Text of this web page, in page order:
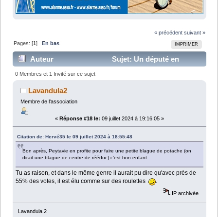
« précédent suivant »
IMPRIMER
Pages: [1] En bas
Auteur
Sujet: Un député en
fauteuil (Lu 31231 fois)
0 Membres et 1 Invité sur ce sujet
Lavandula2
Membre de l'association
« Réponse #18 le: 09 juillet 2024 à 19:16:05 »
Citation de: Hervé35 le 09 juillet 2024 à 18:55:48
Bon après, Peytavie en profite pour faire une petite blague de potache (on
dirait une blague de centre de rééduc) c'est bon enfant.
Tu as raison, et dans le même genre il aurait pu dire qu'avec près de
55% des votes, il est élu comme sur des roulettes
.
IP archivée
Lavandula 2